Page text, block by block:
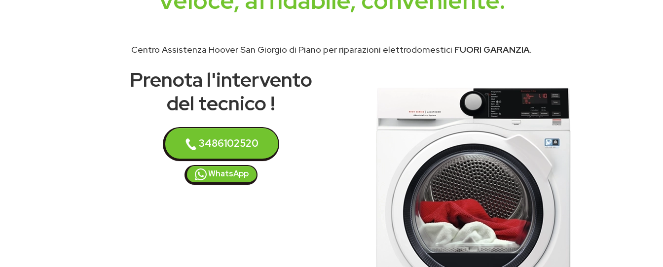
Centro Assistenza Hoover San Giorgio di Piano per riparazioni elettrodomestici FUORI GARANZIA.
Prenota l'intervento
del tecnico !
3486102520
WhatsApp